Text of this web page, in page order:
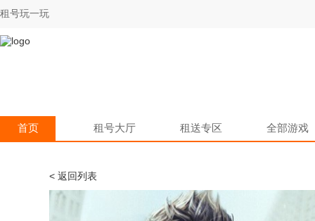
租号玩一玩
首页 租号大厅 租送专区 全部游戏
< 返回列表